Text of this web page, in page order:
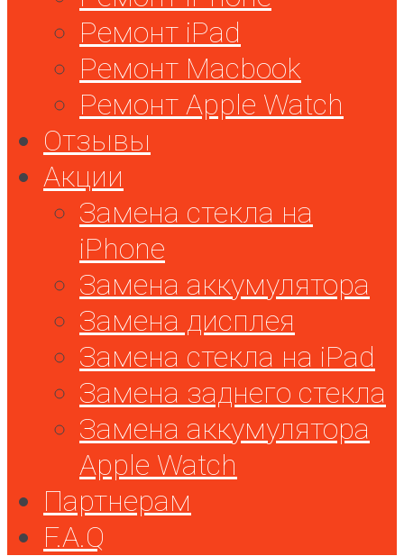
Ремонт iPad
Ремонт Macbook
Ремонт Apple Watch
Отзывы
Акции
Замена стекла на
iPhone
Замена аккумулятора
Замена дисплея
Замена стекла на iPad
Замена заднего стекла
Замена аккумулятора
Apple Watch
Партнерам
F.A.Q